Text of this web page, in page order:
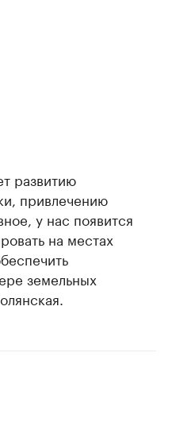
развитию
привлечению
у нас появится
на местах
земельных